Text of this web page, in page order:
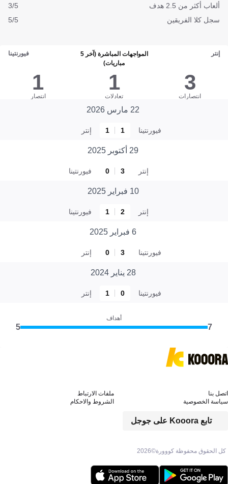
ألعاب أكثر من 2.5 هدف
3/5
سجل كلا الفريقين
5/5
إنتر
المواجهات المباشرة (آخر 5
مباريات)
فيورنتينا
3
انتصارات
1
تعادلات
1
انتصار
22 مارس 2026
فيورنتينا 1
1 إنتر
29 أكتوبر 2025
إنتر 3
0 فيورنتينا
10 فبراير 2025
إنتر 2
1 فيورنتينا
6 فبراير 2025
فيورنتينا 3
0 إنتر
28 يناير 2024
فيورنتينا 0
1 إنتر
أهداف
7
5
كل الحقوق محفوظة كووورة©2026
تابع Kooora على جوجل
اتصل بنا
ملفات الارتباط
سياسة الخصوصية
الشروط والاحكام